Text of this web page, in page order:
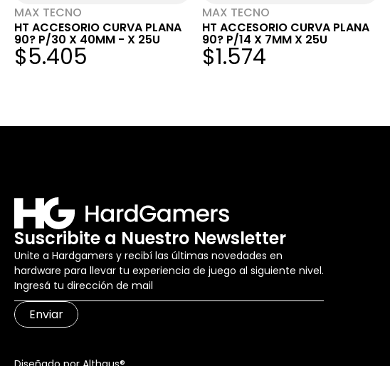
MAX TECNO
HT ACCESORIO CURVA PLANA
90? P/30 X 40MM - X 25U
$5.405
MAX TECNO
HT ACCESORIO CURVA PLANA
90? P/14 X 7MM X 25U
$1.574
Suscribite a Nuestro Newsletter
Unite a Hardgamers y recibí las últimas novedades en
hardware para llevar tu experiencia de juego al siguiente nivel.
Enviar